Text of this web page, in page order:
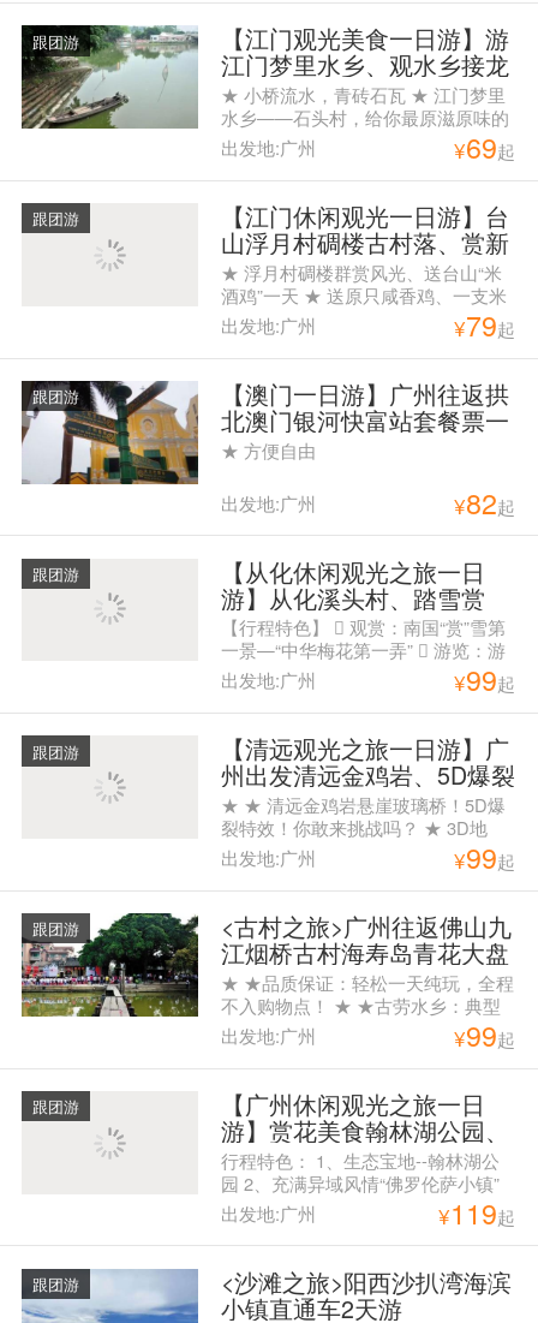
跟团游 【江门观光美食一日游】游
江门梦里水乡、观水乡接龙
桥、访院士陈垣故居一日游
★ 小桥流水，青砖石瓦 ★ 江门梦里
水乡——石头村，给你最原滋原味的
古村情怀 ★ 赠送生猛大闸蟹10只，
约1两/只，农家鸡蛋10只，营养面一
箱
出发地:广州 ¥69起
跟团游 【江门休闲观光一日游】台
山浮月村碉楼古村落、赏新
宁火车头+田园风光一日游
★ 浮月村碉楼群赏风光、送台山“米
酒鸡”一天 ★ 送原只咸香鸡、一支米
酒、台山 小农站5斤
出发地:广州 ¥79起
跟团游 【澳门一日游】广州往返拱
北澳门银河快富站套餐票一
天游
★ 方便自由
出发地:广州 ¥82起
跟团游 【从化休闲观光之旅一日
游】从化溪头村、踏雪赏
梅、徒步任摘水果一天游
【行程特色】  观赏：南国“赏”雪第
一景—“中华梅花第一弄”  游览：游
广州最美乡村——溪头古村  尝鲜：
时令水果、任摘、任吃 上车点：
8:00教育路（地铁公园前D出口）
8：45花都人民公园西门 下车点： 纪
念堂、花都人民公园
出发地:广州 ¥99起
跟团游 【清远观光之旅一日游】广
州出发清远金鸡岩、5D爆裂
惊魂玻璃桥、金鸡玻璃平
台、屋顶摩天轮、野战直通
车一天跟团游
★ ★ 清远金鸡岩悬崖玻璃桥！5D爆
裂特效！你敢来挑战吗？ ★ 3D地
画，身似处在万丈悬崖，拍照首选 ★
俄罗斯马术表演，策马奔腾，观赏俄
罗斯骑手高难度马术动作 ★ 金鸡岩
内金芝仙洞,是一个地下溶洞,形成于
太古时期 ★ 清远网红新项目——悬
崖荡秋千，呐喊喷泉
出发地:广州 ¥99起
跟团游 <古村之旅>广州往返佛山九
江烟桥古村海寿岛青花大盘
宴纯玩一天跟团游，赏岭南
风情，品桌桌有鱼大盆菜
★ ★品质保证：轻松一天纯玩，全程
不入购物点！ ★ ★古劳水乡：典型
岭南风情。看夏荷盛开，体会水乡人
家！ ★ ★吴家大院：既让人心情愉
悦又能感受古迹文化又能文艺拍照的
好地方！！！ ★ ★烟桥古村：岭南
传统建筑，河水清澈碧绿，两岸的竹
林茂盛； ★ ★饕餮盛宴：桌桌有
鱼，不怕不好味，就怕你吃太多！
出发地:广州 ¥99起
跟团游 【广州休闲观光之旅一日
游】赏花美食翰林湖公园、
充满异域风情的佛罗伦萨小
镇、北区渔村纯玩一天游
行程特色： 1、生态宝地--翰林湖公
园 2、充满异域风情“佛罗伦萨小镇”
3、南海最后一个纯渔民村落“北区渔
村” 上车点： 08：00海珠广场华厦大
酒店旁边中国银行门口（海珠广场地
铁站F出口） 07：30天河城南门（体
育西地铁C出口）
出发地:广州 ¥119起
跟团游 <沙滩之旅>阳西沙扒湾海滨
小镇直通车2天游